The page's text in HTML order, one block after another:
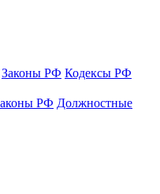
Законы РФ Кодексы РФ
РФ Должностные